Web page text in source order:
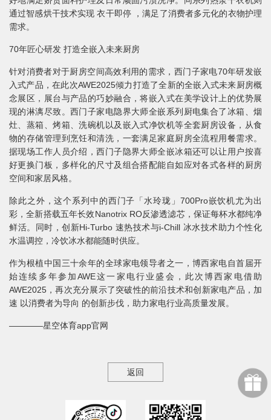
通过智感烘干技术实现 衣干即停 ，满足了消费者多元化的衣物护理
需求。
70年匠心研发 打造全嵌入未来厨房
针对消费者对于厨房空间高效利用的需求，西门子家电70年研发嵌
入式产品，在此次AWE2025倾力打造了全新的全嵌入式未来厨房概
念展区，展台与产品的巧妙融合，将嵌入式在美学设计上的优势展
现的淋漓尽致。西门子家电隐界大师全嵌系列厨电集合了冰箱、烟
灶、蒸箱、烤箱、洗碗机以及嵌入式净饮机等全套厨房设备，从食
物的存储管理到烹饪和清洗，一套满足家庭厨房全流程用餐需求。
据现场工作人员介绍，西门子隐界大师全嵌冰箱还可以让用户按喜
好更换门板，多样化的尺寸及组合搭配能自如应对各式各样的厨房
空间和家居风格。
除此之外，这个系列中的西门子「水玲珑」700Pro嵌饮机尤为出
彩，全新搭载五年长效Nanotrix RO反渗透滤芯，保证每杯水都纯净
鲜活。同时，创新Hi-Turbo 速热技术与i-Chill 冰水技术助力个性化
水温调控，冷饮冰水都能随时供应。
作为根植中国三十余年的全球家电领导者之一，博西家电自首届开
始连续多年参加AWE这一家电行业盛会，此次博西家电借助
AWE2025，再次充分展示了突破性的前沿技术和创新家电产品，加
速 以消费者为导向 的创新步伐，助力家电行业高质量发展。
————星空体育app官网
返回